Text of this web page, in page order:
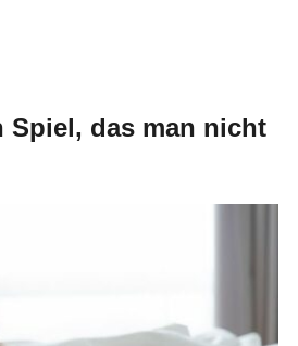
Spiel, das man nicht